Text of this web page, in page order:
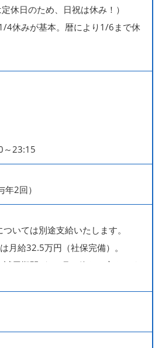
休日のため、日祝は休み！）
4休みが基本。暦により1/6まで休
年実績）
～23:15
2回）
いては別途支給いたします。
月給32.5万円（社保完備）。
用期間が1ヶ月で終わる方もいま
給のみなし残業手当（月65時間
ます。